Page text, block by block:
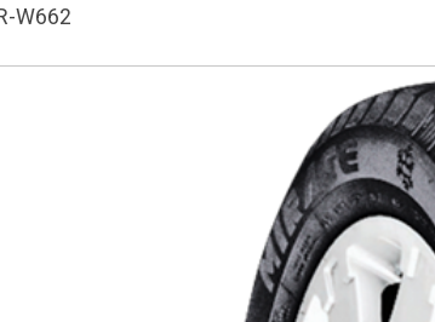
W662